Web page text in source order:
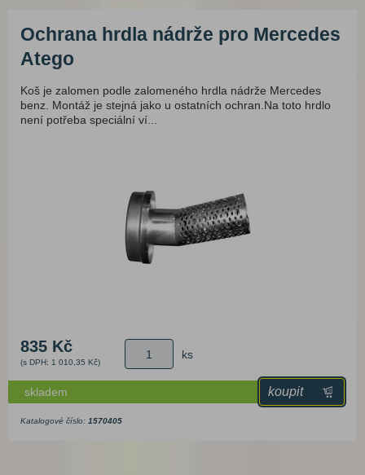
Ochrana hrdla nádrže pro Mercedes
Atego
Koš je zalomen podle zalomeného hrdla nádrže Mercedes
benz. Montáž je stejná jako u ostatních ochran.Na toto hrdlo
není potřeba speciální ví...
835 Kč
(s DPH: 1 010,35 Kč)
ks
skladem koupit
Katalogové číslo: 1570405